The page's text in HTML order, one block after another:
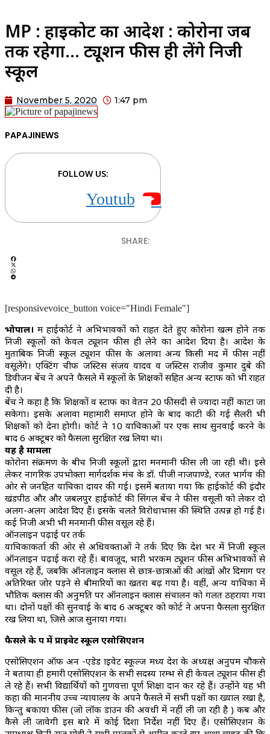
MP : हाईकोर्ट का आदेश : कोरोना जब
तक रहेगा… ट्यूशन फीस ही लेंगे निजी
स्कूल
November 5, 2020 1:47 pm
PAPAJINEWS
FOLLOW US:
Youtube
SHARE:
[responsivevoice_button voice="Hindi Female"]
भोपाल। मप्र हाईकोर्ट ने अभिभावकों को राहत देते हुए कोरोना खत्म होने तक
निजी स्कूलों को केवल ट्यूशन फीस ही लेने का आदेश दिया है। आदेश के
मुताबिक निजी स्कूल ट्यूशन फीस के अलावा अन्य किसी मद में फीस नहीं
वसूलेंगे। एक्टिंग चीफ जस्टिस संजय यादव व जस्टिस राजीव कुमार दुबे की
डिवीजन बेंच ने अपने फैसले में स्कूलों के शिक्षकों सहित अन्य स्टाफ को भी राहत
दी है।
बेंच ने कहा है कि शिक्षकों व स्टाफ का वेतन 20 फीसदी से ज्यादा नहीं काटा जा
सकेगा। इसके अलावा महामारी समाप्त होने के बाद काटी की गई सैलरी भी
शिक्षकों को देना होगी। कोर्ट ने 10 याचिकाओं पर एक साथ सुनवाई करने के
बाद 6 अक्टूबर को फैसला सुरक्षित रख लिया था।
यह है मामला
कोरोना संक्रमण के बीच निजी स्कूलों द्वारा मनमानी फीस ली जा रही थी। इसे
लेकर नागरिक उपभोक्ता मार्गदर्शक मंच के डॉ. पीजी नाजपाण्डे, रजत भार्गव की
ओर से जनहित याचिका दायर की गई। इसमें बताया गया कि हाईकोर्ट की इंदौर
खंडपीठ और और जबलपुर हाईकोर्ट की सिंगल बेंच ने फीस वसूली को लेकर दो
अलग-अलग आदेश दिए हैं। इसके चलते विरोधाभास की स्थिति उत्पन्न हो गई है।
कई निजी अभी भी मनमानी फीस वसूल रहे हैं।
ऑनलाइन पढ़ाई पर तर्क
याचिकाकर्ता की ओर से अधिवक्ताओं ने तर्क दिए कि प्रदेश भर में निजी स्कूल
ऑनलाइन पढ़ाई करा रहे हैं। बावजूद, भारी भरकम ट्यूशन फीस अभिभावकों से
वसूल रहे हैं, जबकि ऑनलाइन क्लास से छात्र-छात्राओं की आंखों और दिमाग पर
अतिरिक्त जोर पड़ने से बीमारियों का खतरा बढ़ गया है। वहीं, अन्य याचिका में
भौतिक क्लास की अनुमति पर ऑनलाइन क्लास संचालन को गलत ठहराया गया
था। दोनों पक्षों की सुनवाई के बाद 6 अक्टूबर को कोर्ट ने अपना फैसला सुरक्षित
रख लिया था, जिसे आज सुनाया गया।
फैसले के पक्ष में प्राइवेट स्कूल एसोसिएशन
एसोसिएशन ऑफ अन -एडेड प्राइवेट स्कूल्ज मध्य प्रदेश के अध्यक्ष अनुपम चौकसे
ने बताया ही हमारी एसोसिएशन के सभी सदस्य प्रारम्भ से ही केवल ट्यूशन फीस ही
ले रहे हैं। सभी विद्यार्थियों को गुणवत्ता पूर्ण शिक्षा प्रदान कर रहे हैं। उन्होंने यह भी
कहा की माननीय उच्च न्यायालय के अपने फैसले में सभी पक्षों का ख्याल रखा है,
किन्तु बकाया फीस (जो लॉक डाउन की अवधी में नहीं ली जा रही है ) कब और
कैसे ली जावेगी इस बारे में कोई दिशा निर्देश नहीं दिए हैं। एसोसिएशन के